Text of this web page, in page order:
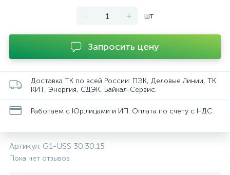
- + шт
Запросить цену
Доставка ТК по всей России: ПЭК, Деловые Линии, ТК
КИТ, Энергия, СДЭК, Байкал-Сервис.
Работаем с Юр.лицами и ИП. Оплата по счету с НДС.
Артикул: G1-USS 30.30.15
Пока нет отзывов